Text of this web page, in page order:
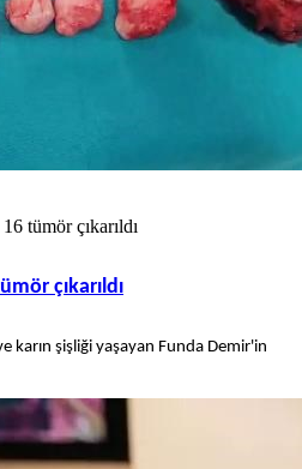
tümör çıkarıldı
çıkarıldı
karın şişliği yaşayan Funda Demir'in